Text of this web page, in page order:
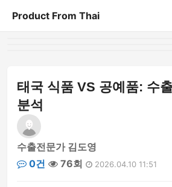
Product From Thai
태국 식품 VS 공예품: 수
분석
수출전문가 김도영
0건
76회 2026.04.10 11:51